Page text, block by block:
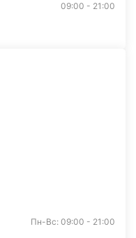
09:00 - 21:00
Пн-Вс: 09:00 - 21:00